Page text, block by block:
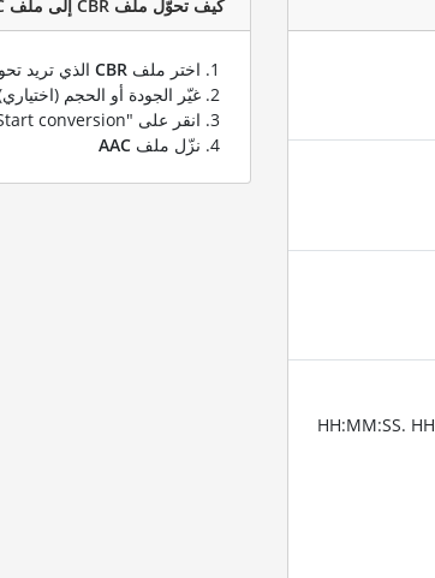
أدخل الطوابع الزمنية للمكان الذي تريد تقليم الصوت عنده. الصيغة هي HH:MM:SS. HH
كيف تحوّل ملف CBR إلى ملف AAC؟
اختر ملف CBR الذي تريد
غيّر الجودة أو الحجم
انقر على "Start conversion" لتحويل ملفك من
نزّل ملف AAC